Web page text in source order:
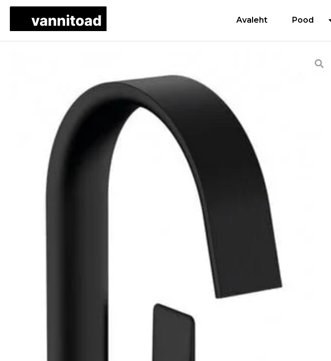
Avaleht Pood